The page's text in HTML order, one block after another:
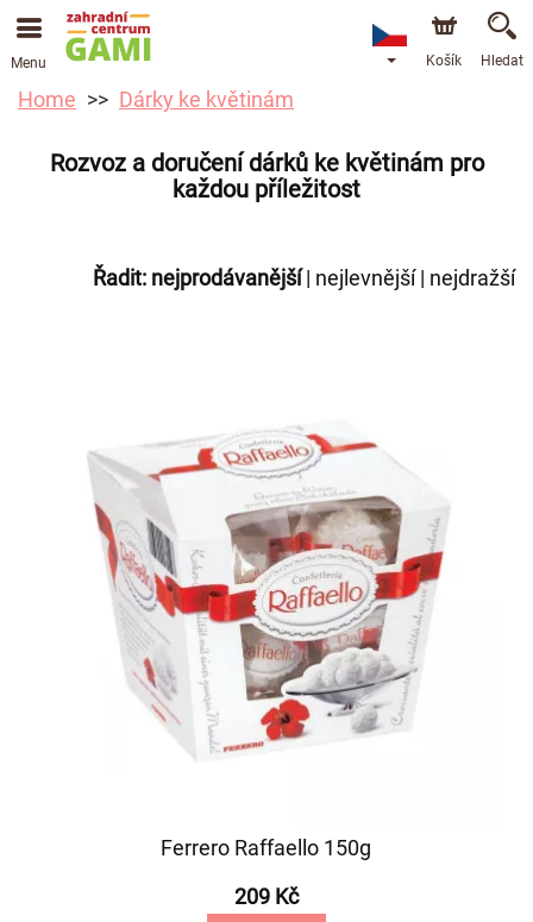
Menu Košík Hledat
Home Dárky ke květinám
Rozvoz a doručení dárků ke květinám pro
každou příležitost
Řadit: nejprodávanější| nejlevnější| nejdražší
Ferrero Raffaello 150g
209 Kč